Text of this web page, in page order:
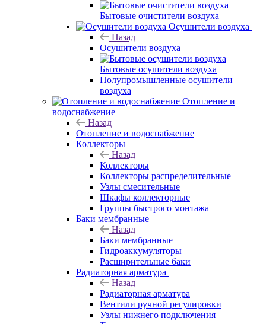
Бытовые очистители воздуха
Осушители воздуха
Назад
Осушители воздуха
Бытовые осушители воздуха
Полупромышленные осушители
воздуха
Отопление и
водоснабжение
Назад
Отопление и водоснабжение
Коллекторы
Назад
Коллекторы
Коллекторы распределительные
Узлы смесительные
Шкафы коллекторные
Группы быстрого монтажа
Баки мембранные
Назад
Баки мембранные
Гидроаккумуляторы
Расширительные баки
Радиаторная арматура
Назад
Радиаторная арматура
Вентили ручной регулировки
Узлы нижнего подключения